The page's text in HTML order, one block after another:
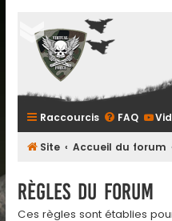
Raccourcis FAQ
Site Accueil du forum
Règles du forum
Ces règles sont établies